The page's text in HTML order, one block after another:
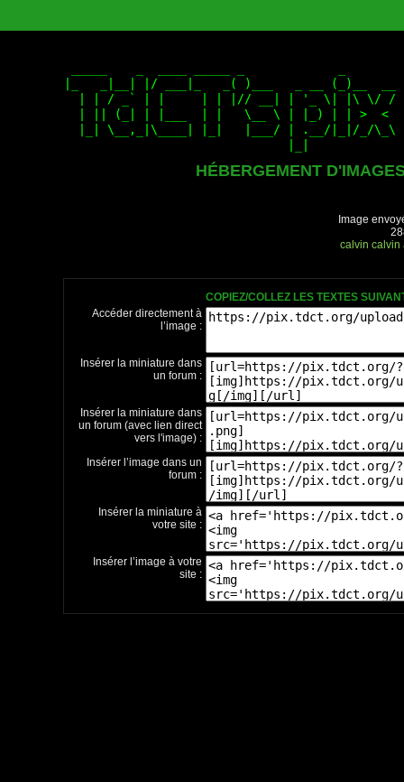
HÉBERGEMENT
Image
calvin calvin
COPIEZ/COLLEZ LES TEXTES
Accéder directement à
l’image :
Insérer la miniature dans
un forum :
Insérer la miniature dans
un forum (avec lien direct
vers l'image) :
Insérer l’image dans un
forum :
Insérer la miniature à
votre site :
Insérer l’image à votre
site :